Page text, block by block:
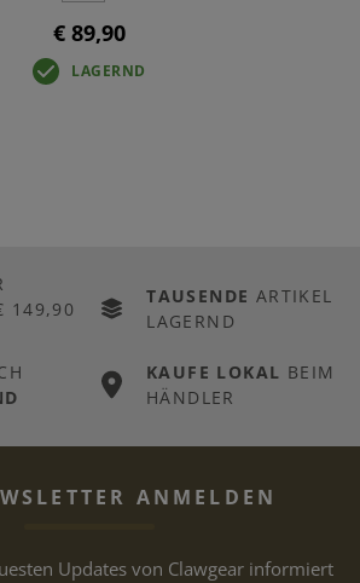
€ 89,90
LAGERND
149,90
TAUSENDE ARTIKEL
LAGERND
KAUFE LOKAL BEIM
HÄNDLER
ANMELDEN
Updates von Clawgear informiert